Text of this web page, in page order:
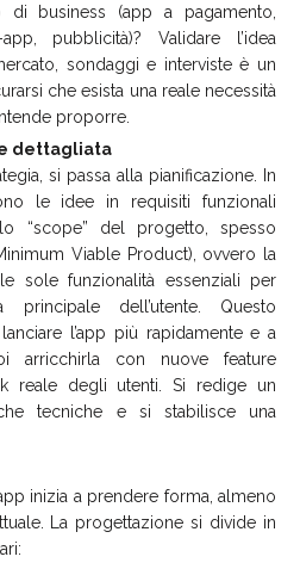
business (app a pagamento,
pubblicità)? Validare l’idea
sondaggi e interviste è un
che esista una reale necessità
proporre.
dettagliata
si passa alla pianificazione. In
le idee in requisiti funzionali
“scope” del progetto, spesso
Viable Product), ovvero la
sole funzionalità essenziali per
dell’utente. Questo
l’app più rapidamente e a
arricchirla con nuove feature
reale degli utenti. Si redige un
tecniche e si stabilisce una
inizia a prendere forma, almeno
La progettazione si divide in